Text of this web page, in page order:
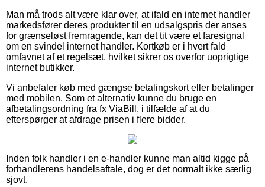
Man må trods alt være klar over, at ifald en internet handler
markedsfører deres produkter til en udsalgspris der anses
for grænseløst fremragende, kan det tit være et faresignal
om en svindel internet handler. Kortkøb er i hvert fald
omfavnet af et regelsæt, hvilket sikrer os overfor uoprigtige
internet butikker.
Vi anbefaler køb med gængse betalingskort eller betalinger
med mobilen. Som et alternativ kunne du bruge en
afbetalingsordning fra fx ViaBill, i tilfælde af at du
efterspørger at afdrage prisen i flere bidder.
Inden folk handler i en e-handler kunne man altid kigge på
forhandlerens handelsaftale, dog er det normalt ikke særlig
sjovt.